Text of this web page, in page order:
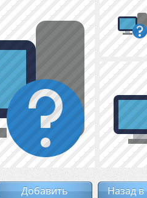
Добавить Назад в